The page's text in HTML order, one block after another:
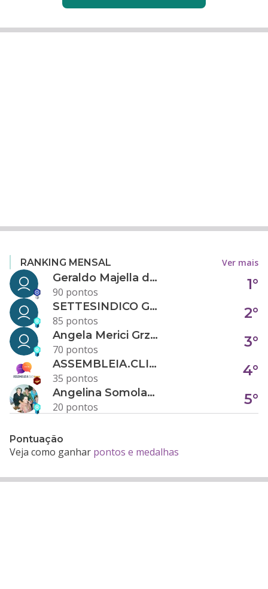
RANKING MENSAL Ver mais
Geraldo Majella da Silva
90 pontos
1°
SETTESINDICO GOVERNANÇA CONDOMINIAL
85 pontos
2°
Angela Merici Grzybowski
70 pontos
3°
ASSEMBLEIA.CLICK
35 pontos
4°
Angelina Somolanji R. Oliveira
20 pontos
5°
Pontuação
Veja como ganhar pontos e medalhas